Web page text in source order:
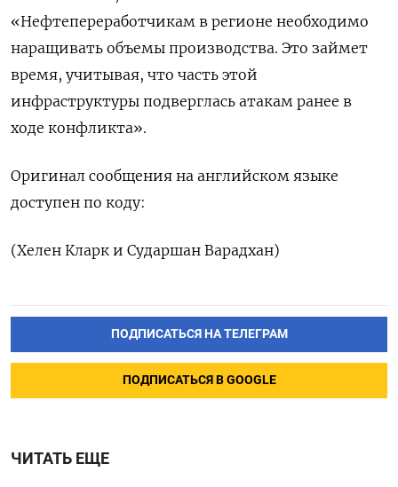
«Нефтепереработчикам в регионе необходимо
наращивать объемы производства. ‌Это займет
время, учитывая, что часть этой
инфраструктуры ‌подверглась атакам ранее в
ходе конфликта».
Оригинал сообщения ​на английском языке
доступен по коду:
(Хелен ‌Кларк и Сударшан Варадхан)
ПОДПИСАТЬСЯ НА ТЕЛЕГРАМ
ПОДПИСАТЬСЯ В GOOGLE
ЧИТАТЬ ЕЩЕ